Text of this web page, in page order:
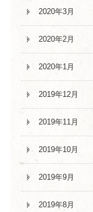
2020年3月
2020年2月
2020年1月
2019年12月
2019年11月
2019年10月
2019年9月
2019年8月